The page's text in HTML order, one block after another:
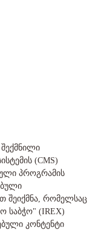
(CMS)
პროგრამის
შეიქმნა, რომელსაც
საბჭო" (IREX)
კონტენტი